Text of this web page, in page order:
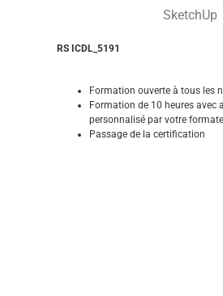
SketchUp
RS ICDL_5191
Formation ouverte à tous les
Formation de 10 heures avec
personnalisé par votre
Passage de la certification